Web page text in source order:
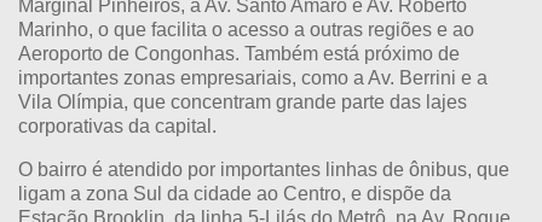
Marginal Pinheiros, a Av. Santo Amaro e Av. Roberto
Marinho, o que facilita o acesso a outras regiões e ao
Aeroporto de Congonhas. Também está próximo de
importantes zonas empresariais, como a Av. Berrini e a
Vila Olímpia, que concentram grande parte das lajes
corporativas da capital.
O bairro é atendido por importantes linhas de ônibus, que
ligam a zona Sul da cidade ao Centro, e dispõe da